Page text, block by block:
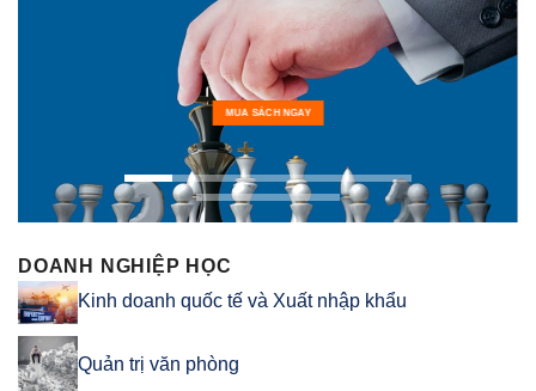
MUA SÁCH NGAY
DOANH NGHIỆP HỌC
Kinh doanh quốc tế và Xuất nhập khẩu
Quản trị văn phòng